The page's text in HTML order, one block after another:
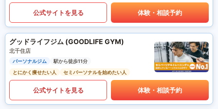
公式サイトを見る 体験・相談予約
グッドライフジム (GOODLIFE GYM)
北千住店
パーソナルジム
駅から徒歩11分
とにかく痩せたい人
セミパーソナルを始めたい人
公式サイトを見る 体験・相談予約